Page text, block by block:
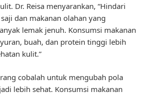
Dr. Reisa menyarankan, “Hindari
dan makanan olahan yang
lemak jenuh. Konsumsi makanan
buah, dan protein tinggi lebih
kulit.”
cobalah untuk mengubah pola
lebih sehat. Konsumsi makanan